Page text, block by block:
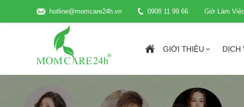
hotline@momcare24h.vn 0908 11 99 66 Giờ Làm
GIỚI THIỆU DỊCH